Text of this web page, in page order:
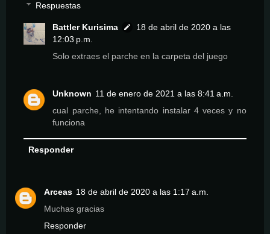
Respuestas
Battler Kurisima
18 de abril de 2020 a las
12:03 p.m.
Solo extraes el parche en la carpeta del juego
Unknown 11 de enero de 2021 a las 8:41 a.m.
cual parche, he intentando instalar 4 veces y no
funciona
Responder
Arceas 18 de abril de 2020 a las 1:17 a.m.
Muchas gracias
Responder